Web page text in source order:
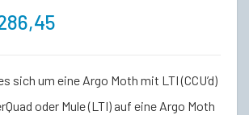
ist:
sich um eine Argo Moth mit LTI (CCU’d)
oder Mule (LTI) auf eine Argo Moth